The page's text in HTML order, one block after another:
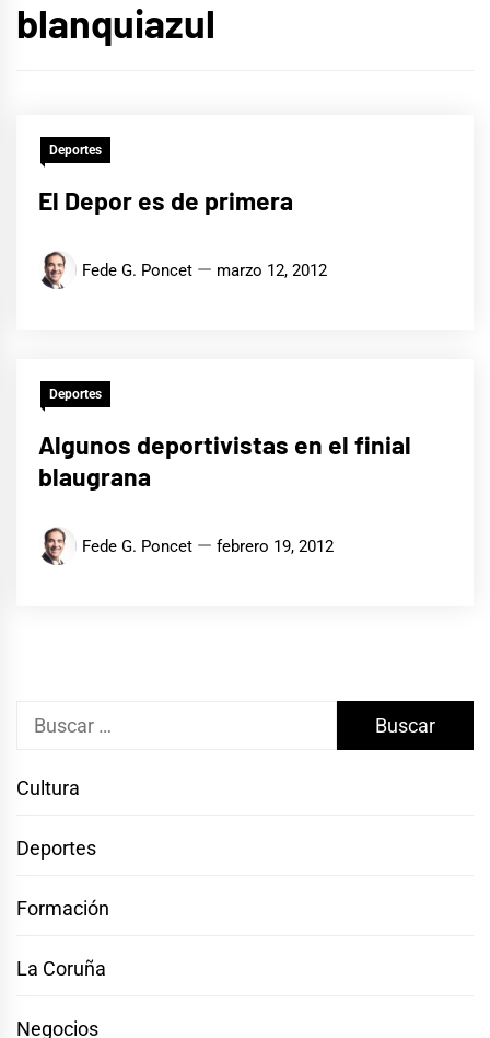
blanquiazul
Deportes
El Depor es de primera
Fede G. Poncet marzo 12, 2012
Deportes
Algunos deportivistas en el finial
blaugrana
Fede G. Poncet febrero 19, 2012
Buscar:
Cultura
Deportes
Formación
La Coruña
Negocios